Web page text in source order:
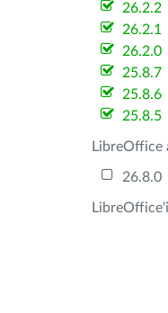
26.2.2
26.2.1
26.2.0
25.8.7
25.8.6
25.8.5
LibreOffice
26.8.0